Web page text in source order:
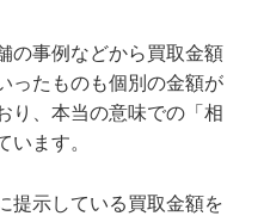
の事例などから買取金額
ったものも個別の金額が
り、本当の意味での「相
います。
提示している買取金額を